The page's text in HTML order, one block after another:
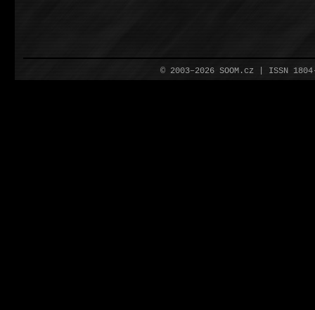
© 2003–2026 SOOM.cz | ISSN